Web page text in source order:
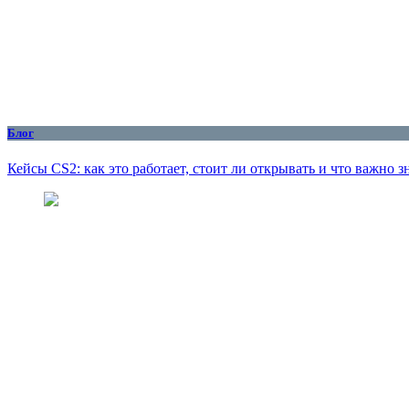
Блог
Кейсы CS2: как это работает, стоит ли открывать и что важно